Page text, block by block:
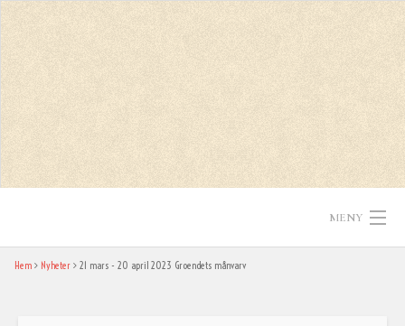
MENY
Hem
Hem Nyheter 21 mars - 20 april 2023 Groendets månvarv